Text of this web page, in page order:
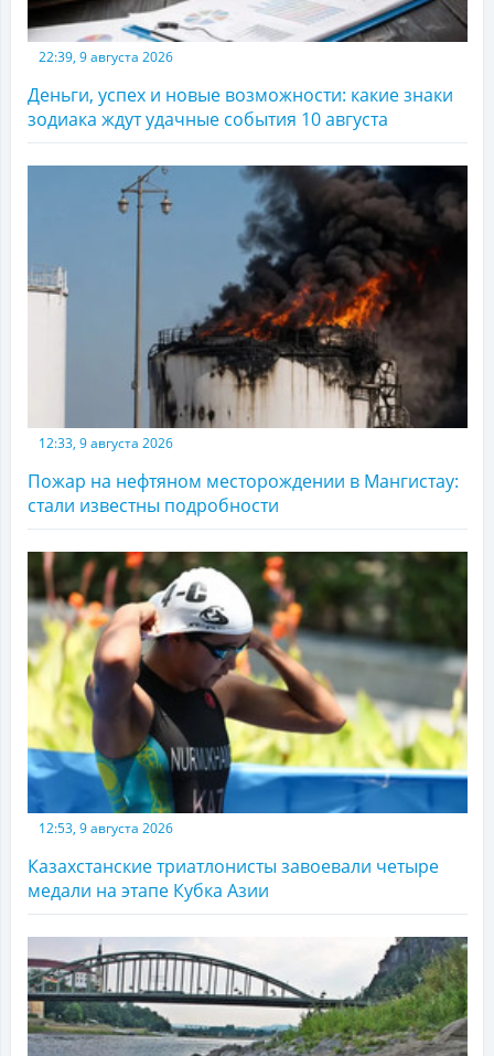
22:39, 9 августа 2026
Деньги, успех и новые возможности: какие знаки
зодиака ждут удачные события 10 августа
12:33, 9 августа 2026
Пожар на нефтяном месторождении в Мангистау:
стали известны подробности
12:53, 9 августа 2026
Казахстанские триатлонисты завоевали четыре
медали на этапе Кубка Азии